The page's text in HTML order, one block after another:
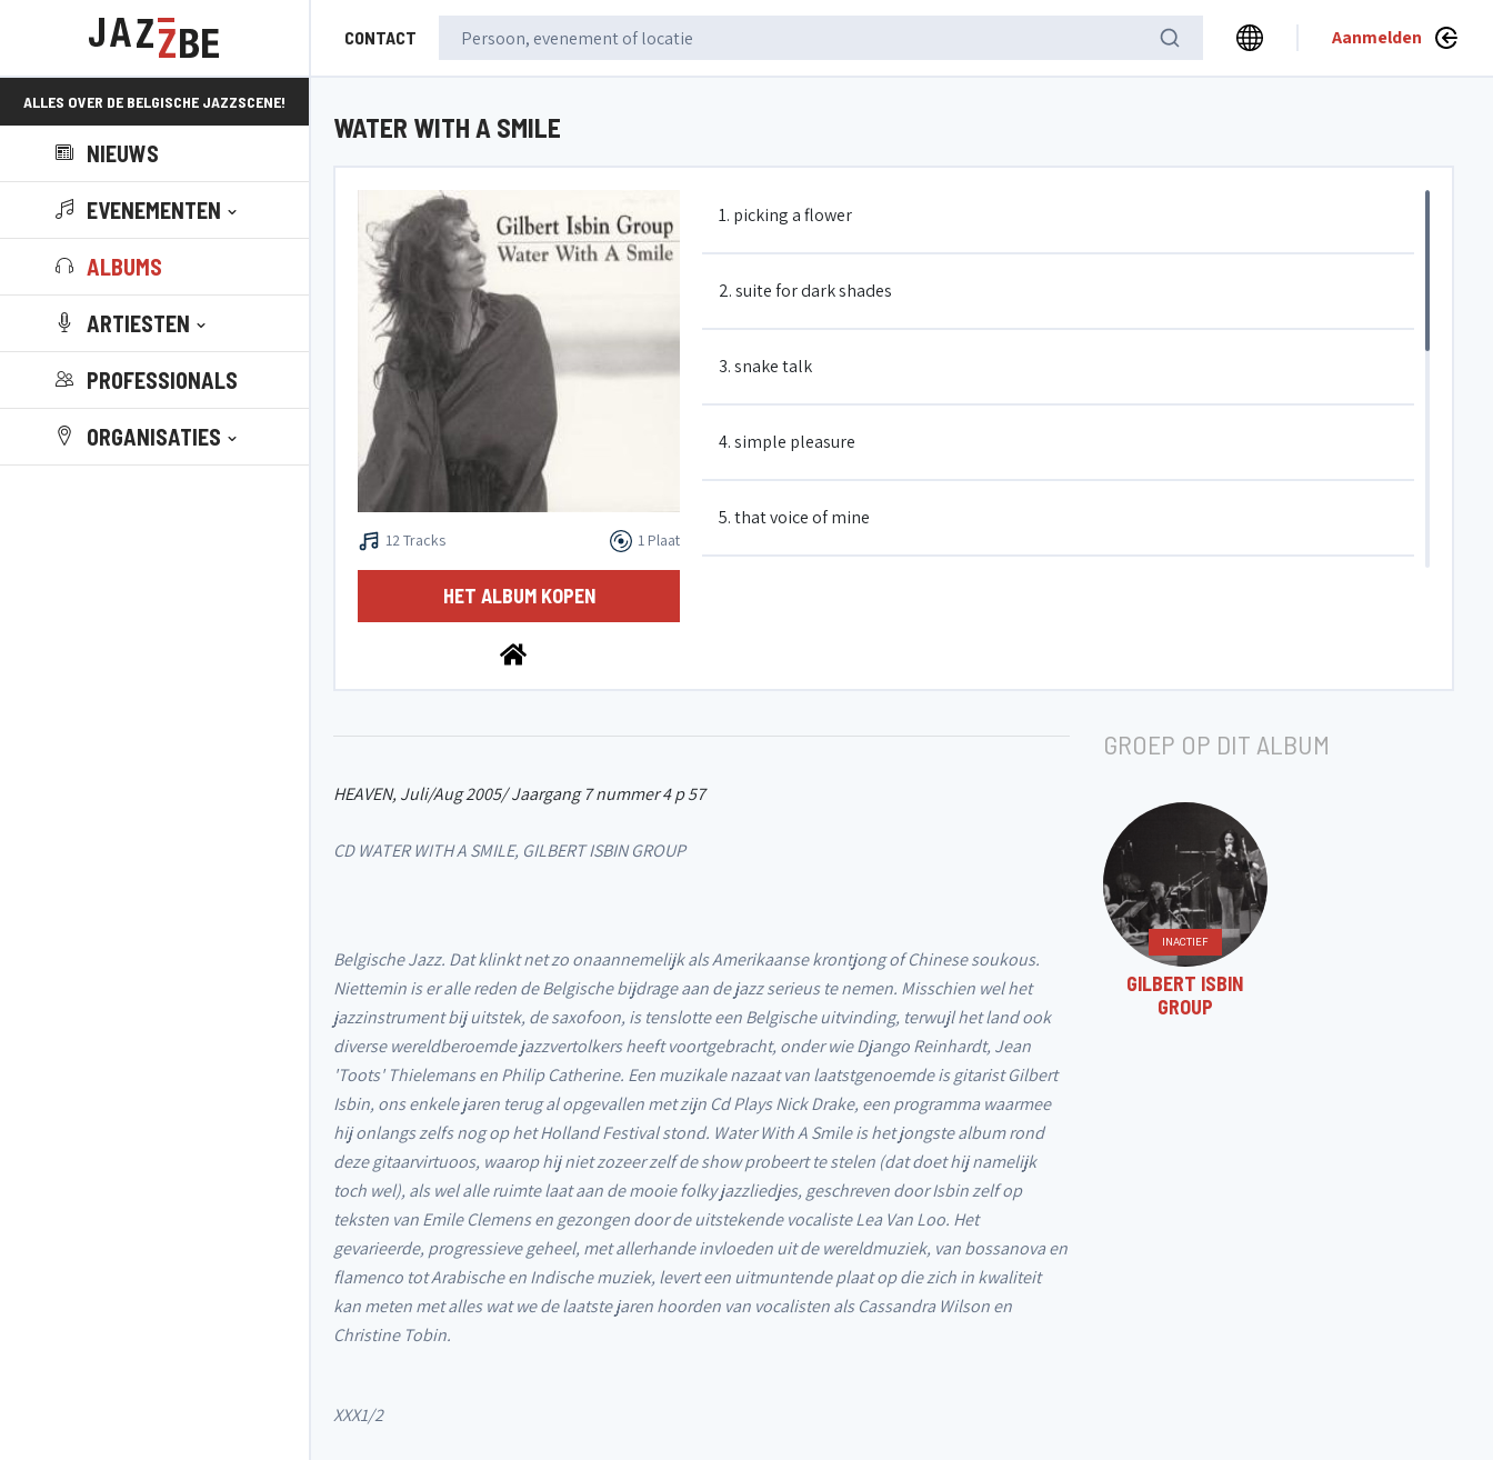
CONTACT Aanmelden
ALLES OVER DE BELGISCHE JAZZSCENE!
NIEUWS
EVENEMENTEN
ALBUMS
ARTIESTEN
PROFESSIONALS
ORGANISATIES
WATER WITH A SMILE
12 Tracks 1 Plaat
HET ALBUM KOPEN
1. picking a flower
2. suite for dark shades
3. snake talk
4. simple pleasure
5. that voice of mine
8. letters
11. water with a smile
12. walking on stones
HEAVEN, Juli/Aug 2005/ Jaargang 7 nummer 4 p 57
CD WATER WITH A SMILE, GILBERT ISBIN GROUP
Belgische Jazz. Dat klinkt net zo onaannemelijk als Amerikaanse krontjong of Chinese soukous.
Niettemin is er alle reden de Belgische bijdrage aan de jazz serieus te nemen. Misschien wel het
jazzinstrument bij uitstek, de saxofoon, is tenslotte een Belgische uitvinding, terwujl het land ook
diverse wereldberoemde jazzvertolkers heeft voortgebracht, onder wie Django Reinhardt, Jean
'Toots' Thielemans en Philip Catherine. Een muzikale nazaat van laatstgenoemde is gitarist Gilbert
Isbin, ons enkele jaren terug al opgevallen met zijn Cd Plays Nick Drake, een programma waarmee
hij onlangs zelfs nog op het Holland Festival stond. Water With A Smile is het jongste album rond
deze gitaarvirtuoos, waarop hij niet zozeer zelf de show probeert te stelen (dat doet hij namelijk
toch wel), als wel alle ruimte laat aan de mooie folky jazzliedjes, geschreven door Isbin zelf op
teksten van Emile Clemens en gezongen door de uitstekende vocaliste Lea Van Loo. Het
gevarieerde, progressieve geheel, met allerhande invloeden uit de wereldmuziek, van bossanova en
flamenco tot Arabische en Indische muziek, levert een uitmuntende plaat op die zich in kwaliteit
kan meten met alles wat we de laatste jaren hoorden van vocalisten als Cassandra Wilson en
Christine Tobin.
XXX1/2
GROEP OP DIT ALBUM
INACTIEF
GILBERT ISBIN
GROUP